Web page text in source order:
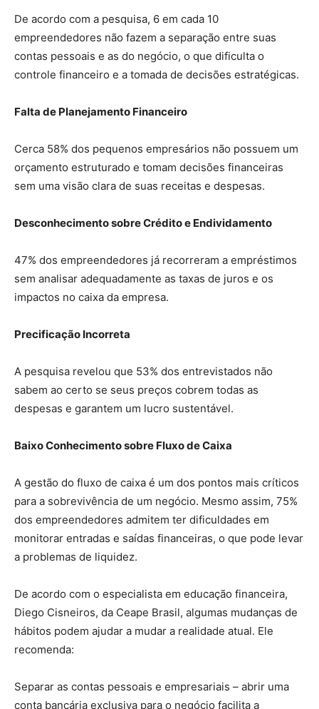
De acordo com a pesquisa, 6 em cada 10
empreendedores não fazem a separação entre suas
contas pessoais e as do negócio, o que dificulta o
controle financeiro e a tomada de decisões estratégicas.
Falta de Planejamento Financeiro
Cerca 58% dos pequenos empresários não possuem um
orçamento estruturado e tomam decisões financeiras
sem uma visão clara de suas receitas e despesas.
Desconhecimento sobre Crédito e Endividamento
47% dos empreendedores já recorreram a empréstimos
sem analisar adequadamente as taxas de juros e os
impactos no caixa da empresa.
Precificação Incorreta
A pesquisa revelou que 53% dos entrevistados não
sabem ao certo se seus preços cobrem todas as
despesas e garantem um lucro sustentável.
Baixo Conhecimento sobre Fluxo de Caixa
A gestão do fluxo de caixa é um dos pontos mais críticos
para a sobrevivência de um negócio. Mesmo assim, 75%
dos empreendedores admitem ter dificuldades em
monitorar entradas e saídas financeiras, o que pode levar
a problemas de liquidez.
De acordo com o especialista em educação financeira,
Diego Cisneiros, da Ceape Brasil, algumas mudanças de
hábitos podem ajudar a mudar a realidade atual. Ele
recomenda:
Separar as contas pessoais e empresariais – abrir uma
conta bancária exclusiva para o negócio facilita a